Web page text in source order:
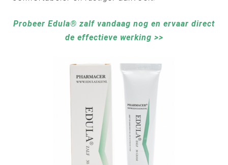
Probeer Edula® zalf vandaag nog en ervaar direct
de effectieve werking >>